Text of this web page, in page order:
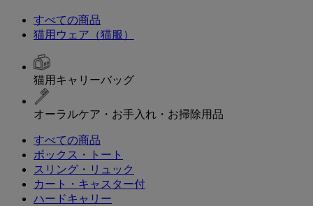
すべての商品
猫用ウェア（猫服）
猫用キャリーバッグ
オーラルケア・お手入れ・お掃除用品
すべての商品
ボックス・トート
スリング・リュック
カート・キャスター付
ハードキャリー